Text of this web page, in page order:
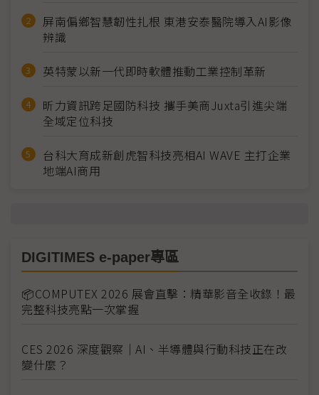
屏南偏鄉智慧韌性扎根 東港安泰醫院導入AI影像
辨識
英特蒙以新一代即時軟體推動工業控制革新
昕力資訊跨足國防科技 攜手美商Juxta引進尖端
全域定位科技
台科大育成新創虎智科技亮相AI WAVE 主打企業
地端AI商用
DIGITIMES e-paper專區
📦COMPUTEX 2026 展會直擊：精華影音全收錄！最
完整科技亮點一次掌握
CES 2026 深度觀察｜AI、半導體與行動科技正在改
變什麼？